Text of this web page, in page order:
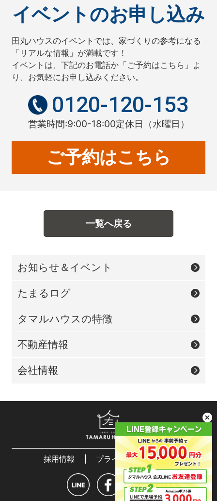
イベントのお申し込み
田丸ハウスのイベントでは、家づくりの参考になる
「リアルな情報」が満載です！
イベントは、下記のお電話か「ご予約はこちら」よ
り、お気軽にお申し込みください。
0120-120-153
営業時間:9:00-18:00定休日 （水曜日）
ご予約はこちら
一覧へ戻る
お知らせ＆イベント
たまるログ
タマルハウスの特徴
不動産情報
会社情報
採用情報 プライバシーポリシー